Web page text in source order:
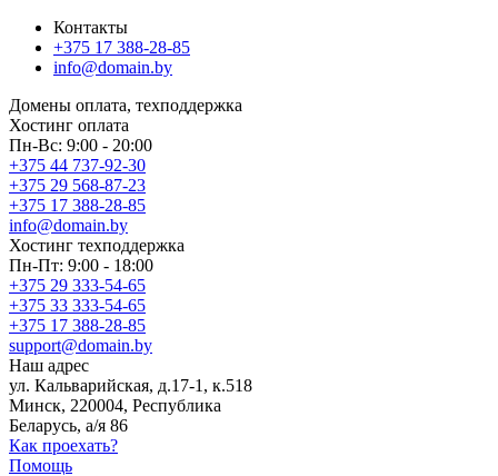
Контакты
+375 17 388-28-85
info@domain.by
Домены оплата, техподдержка
Хостинг оплата
Пн-Вс: 9:00 - 20:00
+375 44 737-92-30
+375 29 568-87-23
+375 17 388-28-85
info@domain.by
Хостинг техподдержка
Пн-Пт: 9:00 - 18:00
+375 29 333-54-65
+375 33 333-54-65
+375 17 388-28-85
support@domain.by
Наш адрес
ул. Кальварийская, д.17-1, к.518
Минск, 220004, Республика
Беларусь, а/я 86
Как проехать?
Помощь